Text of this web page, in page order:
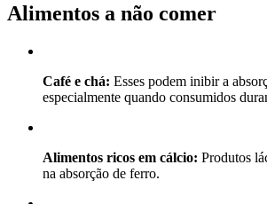
Alimentos a não comer
Café e chá: Esses podem inibir a
especialmente quando consumidos
Alimentos ricos em cálcio: Produtos
na absorção de ferro.